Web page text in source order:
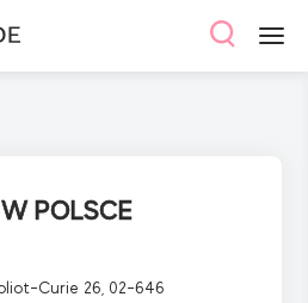
POLSCE
Curie 26, 02-646